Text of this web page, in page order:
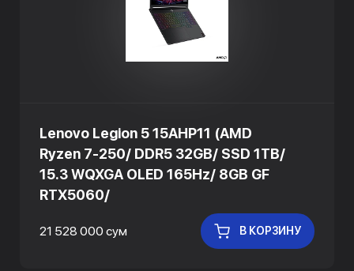
Lenovo Legion 5 15AHP11 (AMD
Ryzen 7-250/ DDR5 32GB/ SSD 1TB/
15.3 WQXGA OLED 165Hz/ 8GB GF
RTX5060/
21 528 000 сум В КОРЗИНУ